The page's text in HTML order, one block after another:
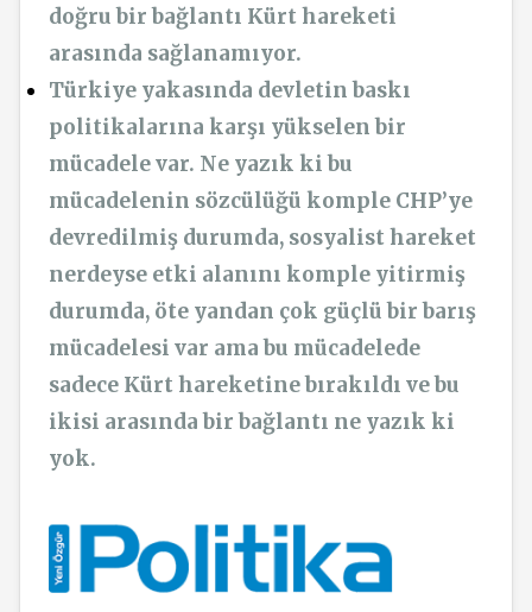
doğru bir bağlantı Kürt hareketi
arasında sağlanamıyor.
Türkiye yakasında devletin baskı
politikalarına karşı yükselen bir
mücadele var. Ne yazık ki bu
mücadelenin sözcülüğü komple CHP’ye
devredilmiş durumda, sosyalist hareket
nerdeyse etki alanını komple yitirmiş
durumda, öte yandan çok güçlü bir barış
mücadelesi var ama bu mücadelede
sadece Kürt hareketine bırakıldı ve bu
ikisi arasında bir bağlantı ne yazık ki
yok.